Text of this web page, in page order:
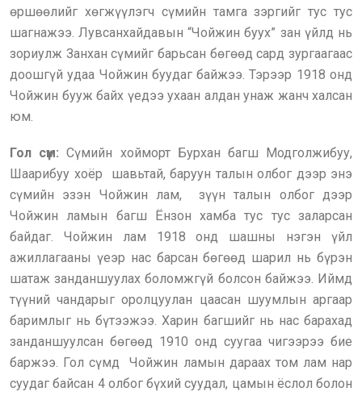
өршөөлийг хөгжүүлэгч сүмийн тамга зэргийг тус тус
шагнажээ. Лувсанхайдавын “Чойжин буух” зан үйлд нь
зориулж Занхан сүмийг барьсан бөгөөд сард зургаагаас
доошгүй удаа Чойжин буудаг байжээ. Тэрээр 1918 онд
Чойжин бууж байх үедээ ухаан алдан унаж жанч халсан
юм.
Гол сүм: Сүмийн хойморт Бурхан багш Модголжибуу,
Шаарибуу хоёр шавьтай, баруун талын олбог дээр энэ
сүмийн эзэн Чойжин лам, зүүн талын олбог дээр
Чойжин ламын багш Ёнзон хамба тус тус заларсан
байдаг. Чойжин лам 1918 онд шашны нэгэн үйл
ажиллагааны үеэр нас барсан бөгөөд шарил нь бүрэн
шатаж занданшуулах боломжгүй болсон байжээ. Иймд
түүний чандарыг оролцуулан цаасан шуумлын аргаар
баримлыг нь бүтээжээ. Харин багшийг нь нас барахад
занданшуулсан бөгөөд 1910 онд суугаа чигээрээ бие
баржээ. Гол сүмд Чойжин ламын дараах том лам нар
суудаг байсан 4 олбог бүхий суудал, цамын ёслол болон